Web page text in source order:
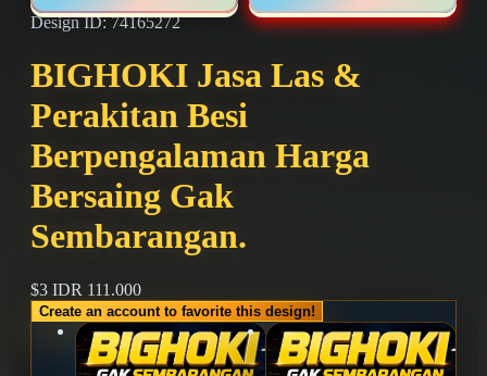
Design ID: 74165272
BIGHOKI Jasa Las &
Perakitan Besi
Berpengalaman Harga
Bersaing Gak
Sembarangan.
$3 IDR 111.000
Create an account to favorite this design!